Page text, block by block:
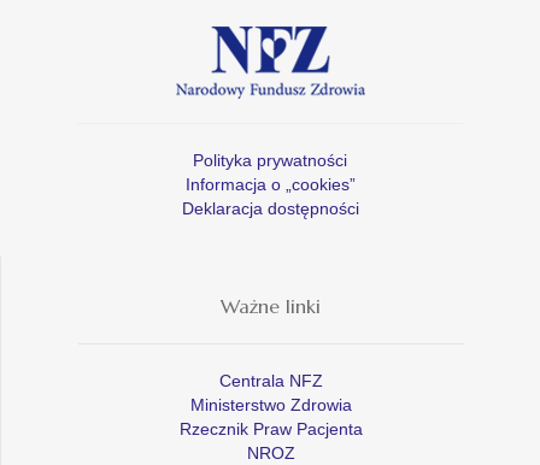
Polityka prywatności
Informacja o „cookies”
Deklaracja dostępności
Ważne linki
Centrala NFZ
Ministerstwo Zdrowia
Rzecznik Praw Pacjenta
NROZ